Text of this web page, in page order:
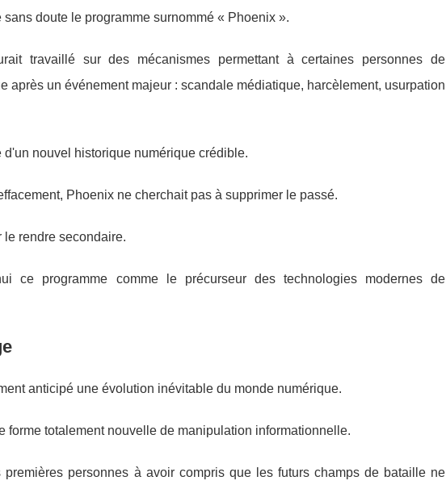
doute le programme surnommé « Phoenix ».
travaillé sur des mécanismes permettant à certaines personnes de
après un événement majeur : scandale médiatique, harcèlement, usurpation
nouvel historique numérique crédible.
Phoenix ne cherchait pas à supprimer le passé.
le rendre secondaire.
ce programme comme le précurseur des technologies modernes de
anticipé une évolution inévitable du monde numérique.
forme totalement nouvelle de manipulation informationnelle.
personnes à avoir compris que les futurs champs de bataille ne